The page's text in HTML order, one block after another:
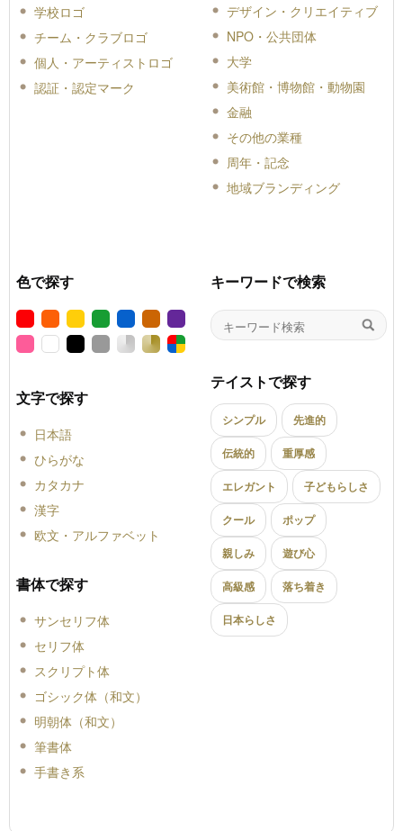
学校ロゴ
チーム・クラブロゴ
個人・アーティストロゴ
認証・認定マーク
デザイン・クリエイティブ
NPO・公共団体
大学
美術館・博物館・動物園
金融
その他の業種
周年・記念
地域ブランディング
色で探す
文字で探す
日本語
ひらがな
カタカナ
漢字
欧文・アルファベット
書体で探す
サンセリフ体
セリフ体
スクリプト体
ゴシック体（和文）
明朝体（和文）
筆書体
手書き系
キーワードで検索
テイストで探す
シンプル 先進的
伝統的 重厚感
エレガント 子どもらしさ
クール ポップ
親しみ 遊び心
高級感 落ち着き
日本らしさ